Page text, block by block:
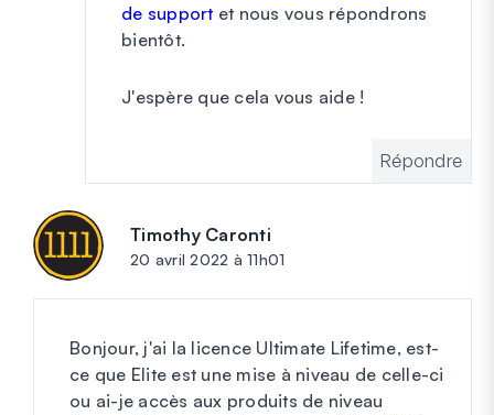
de support et nous vous répondrons
bientôt.
J'espère que cela vous aide !
Répondre
Timothy Caronti
20 avril 2022 à 11h01
Bonjour, j'ai la licence Ultimate Lifetime, est-
ce que Elite est une mise à niveau de celle-ci
ou ai-je accès aux produits de niveau